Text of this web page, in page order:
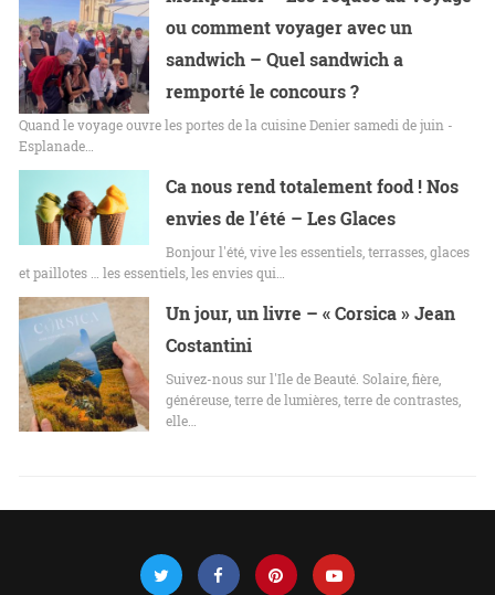
ou comment voyager avec un
sandwich – Quel sandwich a
remporté le concours ?
Quand le voyage ouvre les portes de la cuisine Denier samedi de juin -
Esplanade…
Ca nous rend totalement food ! Nos
envies de l’été – Les Glaces
Bonjour l'été, vive les essentiels, terrasses, glaces
et paillotes … les essentiels, les envies qui…
Un jour, un livre – « Corsica » Jean
Costantini
Suivez-nous sur l'Ile de Beauté. Solaire, fière,
généreuse, terre de lumières, terre de contrastes,
elle…